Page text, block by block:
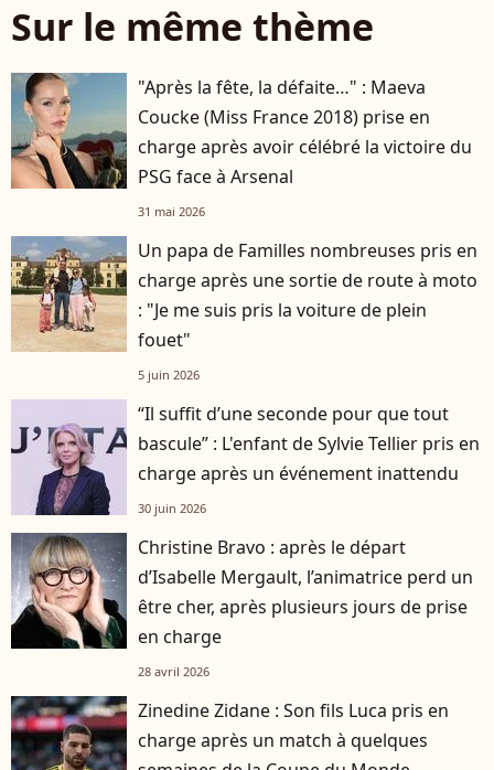
Sur le même thème
"Après la fête, la défaite…" : Maeva
Coucke (Miss France 2018) prise en
charge après avoir célébré la victoire du
PSG face à Arsenal
31 mai 2026
Un papa de Familles nombreuses pris en
charge après une sortie de route à moto
: "Je me suis pris la voiture de plein
fouet"
5 juin 2026
“Il suffit d’une seconde pour que tout
bascule” : L'enfant de Sylvie Tellier pris en
charge après un événement inattendu
30 juin 2026
Christine Bravo : après le départ
d’Isabelle Mergault, l’animatrice perd un
être cher, après plusieurs jours de prise
en charge
28 avril 2026
Zinedine Zidane : Son fils Luca pris en
charge après un match à quelques